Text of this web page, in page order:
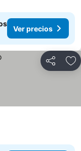
Ver precios
Compartir